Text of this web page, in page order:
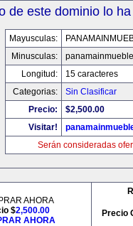
de este dominio lo
Mayusculas:
Minusculas:
Longitud:
15 caracteres
Categorias:
Sin Clasificar
Precio:
$2,500.00
Visitar!
Serán consideradas
AHORA
$2,500.00
AHORA
Precio